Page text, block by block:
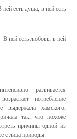
ней есть
в ней
развивается
потребление
выдержала хамского,
так, что похоже
причины одной из
с лица природы.